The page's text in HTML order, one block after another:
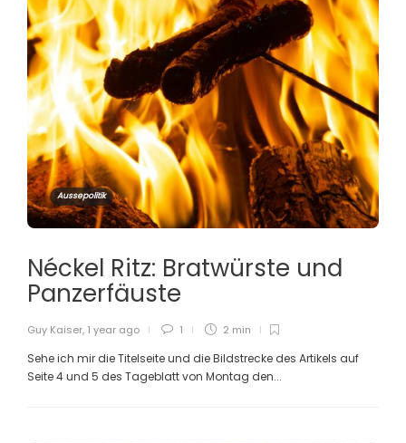
Aussepolitik
Néckel Ritz: Bratwürste und
Panzerfäuste
Guy Kaiser, 1 year ago 1 2 min
Sehe ich mir die Titelseite und die Bildstrecke des Artikels auf
Seite 4 und 5 des Tageblatt von Montag den...